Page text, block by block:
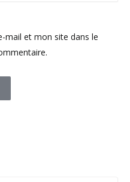
mail et mon site dans le